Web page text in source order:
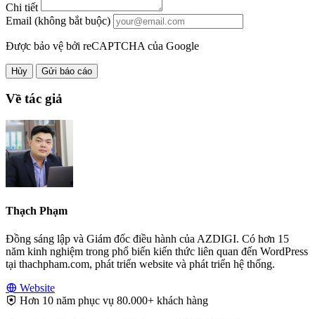
Chi tiết
Email (không bắt buộc)
Được bảo vệ bởi reCAPTCHA của Google
Hủy Gửi báo cáo
Về tác giả
Thạch Phạm
Đồng sáng lập và Giám đốc điều hành của AZDIGI. Có hơn 15
năm kinh nghiệm trong phổ biến kiến thức liên quan đến WordPress
tại thachpham.com, phát triển website và phát triển hệ thống.
Website
Hơn 10 năm phục vụ 80.000+ khách hàng